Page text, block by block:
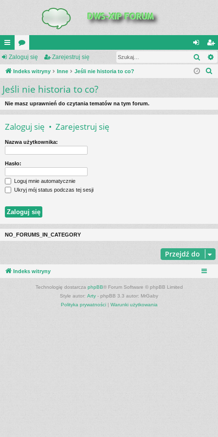
UI
C
K
_L
IN
K
S
or
a
al
og
ę
ar
ej
j
Zaloguj się Zarejestruj się
Indeks witryny Inne Jeśli nie historia to co?
a
Jeśli nie historia to co?
Nie masz uprawnień do czytania tematów na tym forum.
Zaloguj się • Zarejestruj się
Nazwa użytkownika:
Hasło:
Loguj mnie automatycznie
Ukryj mój status podczas tej sesji
NO_FORUMS_IN_CATEGORY
Przejdź do
Indeks witryny
Technologię dostarcza phpBB® Forum Software © phpBB Limited
Style autor: Arty - phpBB 3.3 autor: MrGaby
Polityka prywatności| Warunki użytkowania